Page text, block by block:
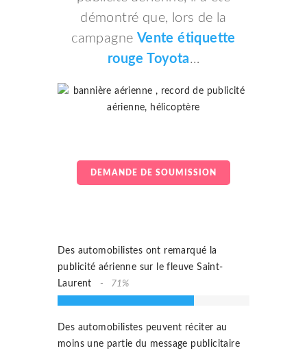
vos
couleurs.
démontré que, lors de la
campagne Vente étiquette
rouge Toyota…
DEMANDE DE SOUMISSION
Des automobilistes ont remarqué la
publicité aérienne sur le fleuve Saint-
Laurent
71%
Des automobilistes peuvent réciter au
moins une partie du message publicitaire